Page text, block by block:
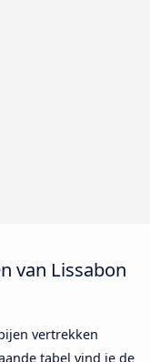
van Lissabon
vertrekken
tabel vind je de